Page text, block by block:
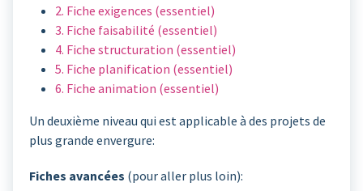
2. Fiche exigences (essentiel)
3. Fiche faisabilité (essentiel)
4. Fiche structuration (essentiel)
5. Fiche planification (essentiel)
6. Fiche animation (essentiel)
Un deuxième niveau qui est applicable à des projets de
plus grande envergure:
Fiches avancées (pour aller plus loin):